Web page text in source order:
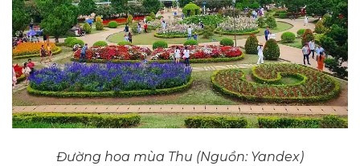
Đường hoa mùa Thu (Nguồn: Yandex)